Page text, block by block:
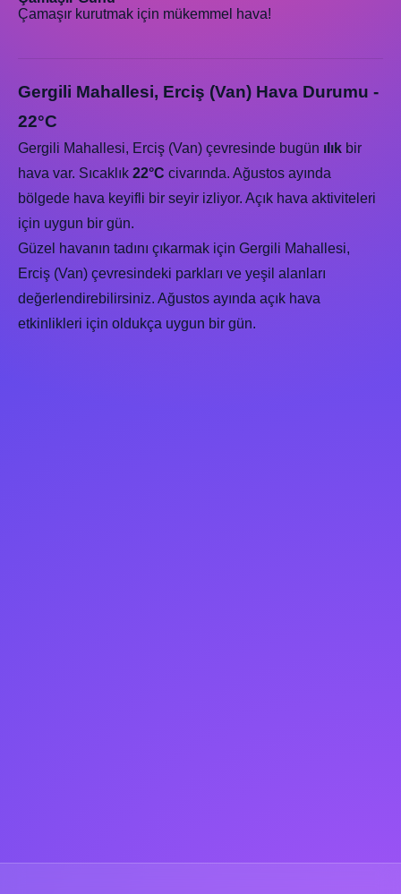
Çamaşır kurutmak için mükemmel hava!
Gergili Mahallesi, Erciş (Van) Hava Durumu -
22°C
Gergili Mahallesi, Erciş (Van) çevresinde bugün ılık bir
hava var. Sıcaklık 22°C civarında. Ağustos ayında
bölgede hava keyifli bir seyir izliyor. Açık hava aktiviteleri
için uygun bir gün.
Güzel havanın tadını çıkarmak için Gergili Mahallesi,
Erciş (Van) çevresindeki parkları ve yeşil alanları
değerlendirebilirsiniz. Ağustos ayında açık hava
etkinlikleri için oldukça uygun bir gün.